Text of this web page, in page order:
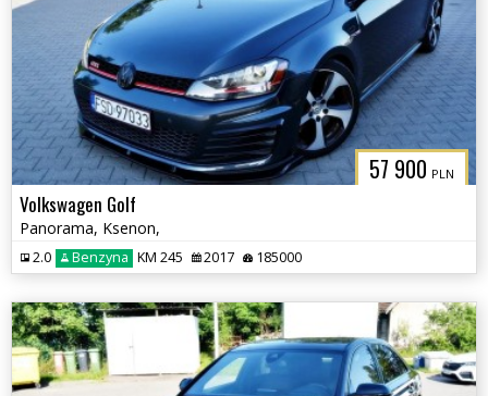
57 900 PLN
Volkswagen Golf
Panorama, Ksenon,
2.0 Benzyna KM 245 2017 185000